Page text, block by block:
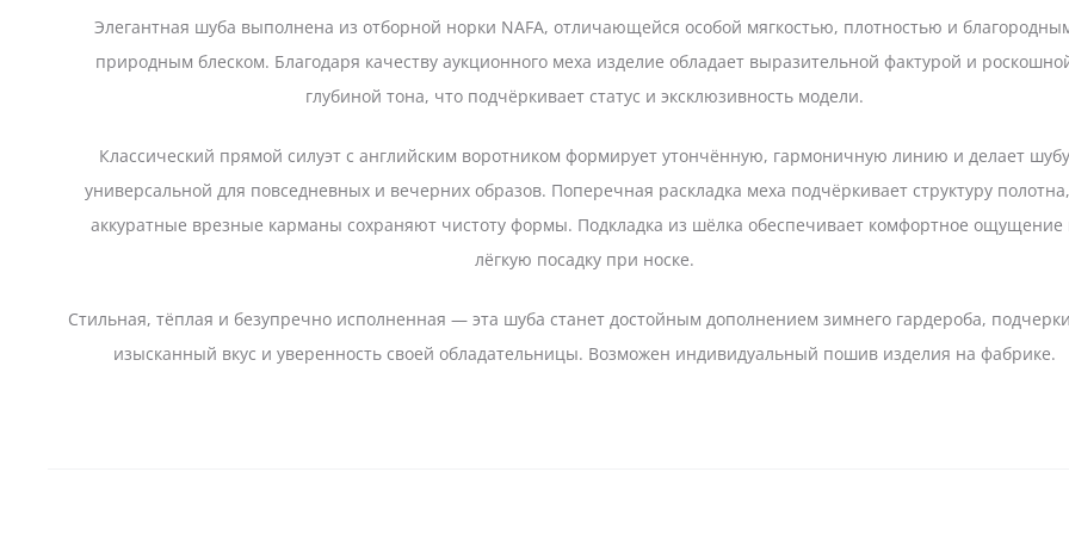
Элегантная шуба выполнена из отборной норки NAFA, отличающейся особой мягкостью, плотностью и
природным блеском. Благодаря качеству аукционного меха изделие обладает выразительной фактурой и
глубиной тона, что подчёркивает статус и эксклюзивность модели.
Классический прямой силуэт с английским воротником формирует утончённую, гармоничную линию и делает шубу
универсальной для повседневных и вечерних образов. Поперечная раскладка меха подчёркивает структуру
аккуратные врезные карманы сохраняют чистоту формы. Подкладка из шёлка обеспечивает комфортное ощущение
лёгкую посадку при носке.
Стильная, тёплая и безупречно исполненная — эта шуба станет достойным дополнением зимнего гардероба,
изысканный вкус и уверенность своей обладательницы. Возможен индивидуальный пошив изделия на фабрике.